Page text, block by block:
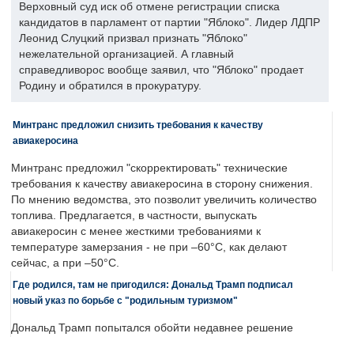
Верховный суд иск об отмене регистрации списка
кандидатов в парламент от партии "Яблоко". Лидер ЛДПР
Леонид Слуцкий призвал признать "Яблоко"
нежелательной организацией. А главный
справедливорос вообще заявил, что "Яблоко" продает
Родину и обратился в прокуратуру.
Минтранс предложил снизить требования к качеству
авиакеросина
Минтранс предложил "скорректировать" технические
требования к качеству авиакеросина в сторону снижения.
По мнению ведомства, это позволит увеличить количество
топлива. Предлагается, в частности, выпускать
авиакеросин с менее жесткими требованиями к
температуре замерзания - не при –60°C, как делают
сейчас, а при –50°C.
Где родился, там не пригодился: Дональд Трамп подписал
новый указ по борьбе с "родильным туризмом"
Дональд Трамп попытался обойти недавнее решение